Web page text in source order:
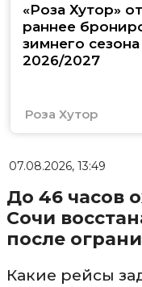
«Роза Хутор»
раннее
зимнего сезона
2026/2027
Роза Хутор
07.08.2026, 13:49
До 46 часов
Сочи
после
Какие рейсы